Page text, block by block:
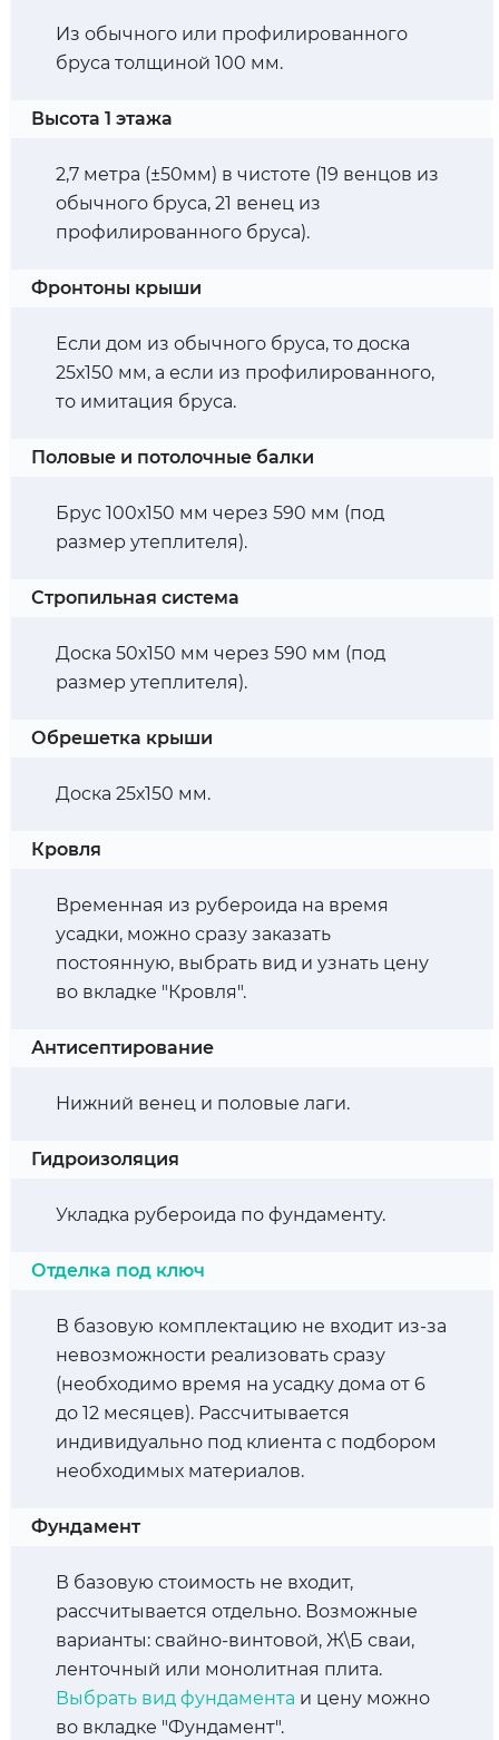
Из обычного или профилированного
бруса толщиной 100 мм.
Высота 1 этажа
2,7 метра (±50мм) в чистоте (19 венцов из
обычного бруса, 21 венец из
профилированного бруса).
Фронтоны крыши
Если дом из обычного бруса, то доска
25х150 мм, а если из профилированного,
то имитация бруса.
Половые и потолочные балки
Брус 100х150 мм через 590 мм (под
размер утеплителя).
Стропильная система
Доска 50х150 мм через 590 мм (под
размер утеплителя).
Обрешетка крыши
Доска 25х150 мм.
Кровля
Временная из рубероида на время
усадки, можно сразу заказать
постоянную, выбрать вид и узнать цену
во вкладке "Кровля".
Антисептирование
Нижний венец и половые лаги.
Гидроизоляция
Укладка рубероида по фундаменту.
Отделка под ключ
В базовую комплектацию не входит из-за
невозможности реализовать сразу
(необходимо время на усадку дома от 6
до 12 месяцев). Рассчитывается
индивидуально под клиента с подбором
необходимых материалов.
Фундамент
В базовую стоимость не входит,
рассчитывается отдельно. Возможные
варианты: свайно-винтовой, Ж\Б сваи,
ленточный или монолитная плита.
Выбрать вид фундамента и цену можно
во вкладке "Фундамент".